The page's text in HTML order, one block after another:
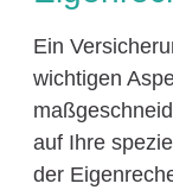
Ein
wichtigen
auf Ihre
der